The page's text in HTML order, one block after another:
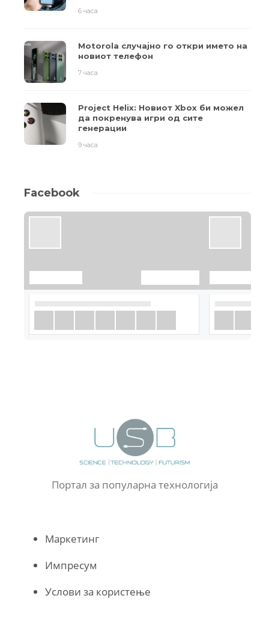
6 часа
Motorola случајно го откри името на
новиот телефон
7 часа
Project Helix: Новиот Xbox би можел
да покренува игри од сите
генерации
9 часа
Facebook
Портал за популарна технологија
Маркетинг
Импресум
Услови за користење